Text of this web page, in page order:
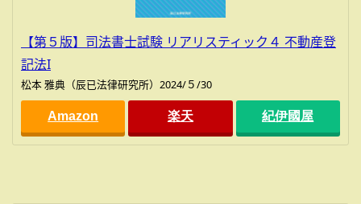
【第５版】司法書士試験 リアリスティック４ 不動産登
記法I
松本 雅典（辰已法律研究所）2024/５/30
Amazon 楽天 紀伊國屋